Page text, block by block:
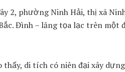
2, phường Ninh Hải, thị xã
Đình – lăng tọa lạc trên
di tích có niên đại xây